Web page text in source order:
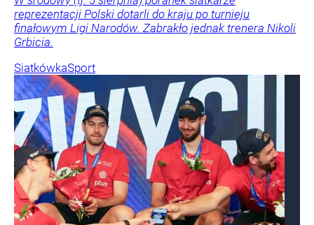
reprezentacji Polski dotarli do kraju po turnieju
finałowym Ligi Narodów. Zabrakło jednak trenera Nikoli
Grbicia.
SiatkówkaSport